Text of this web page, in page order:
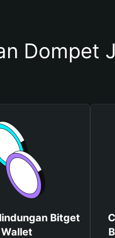
Dompet
Bitget
Wallet